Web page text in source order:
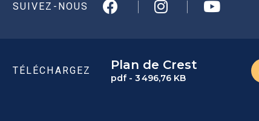
SUIVEZ-NOUS
TÉLÉCHARGEZ Plan de Crest
pdf - 3 496,76 KB